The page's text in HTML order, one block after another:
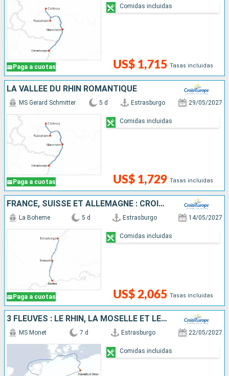
Paga a cuotas US$ 1,715 Tasas incluidas
Comidas incluidas
LA VALLÉE DU RHIN ROMANTIQUE
Paga a cuotas
MS Gerard Schmitter 5 d Estrasburgo 29/05/2027
US$ 1,729 Tasas incluidas
Comidas incluidas
FRANCE, SUISSE ET ALLEMAGNE : CROISIÈRE SUR LE RHIN VERS LA RÉGION DES 3 PAYS ET VOYAGE À BORD DU TRAIN "GLACIER EXPRESS"
Paga a cuotas
La Boheme 5 d Estrasburgo 14/05/2027
US$ 2,065 Tasas incluidas
Comidas incluidas
3 FLEUVES : LE RHIN, LA MOSELLE ET LE MAIN
MS Monet 7 d Estrasburgo 22/05/2027
Comidas incluidas